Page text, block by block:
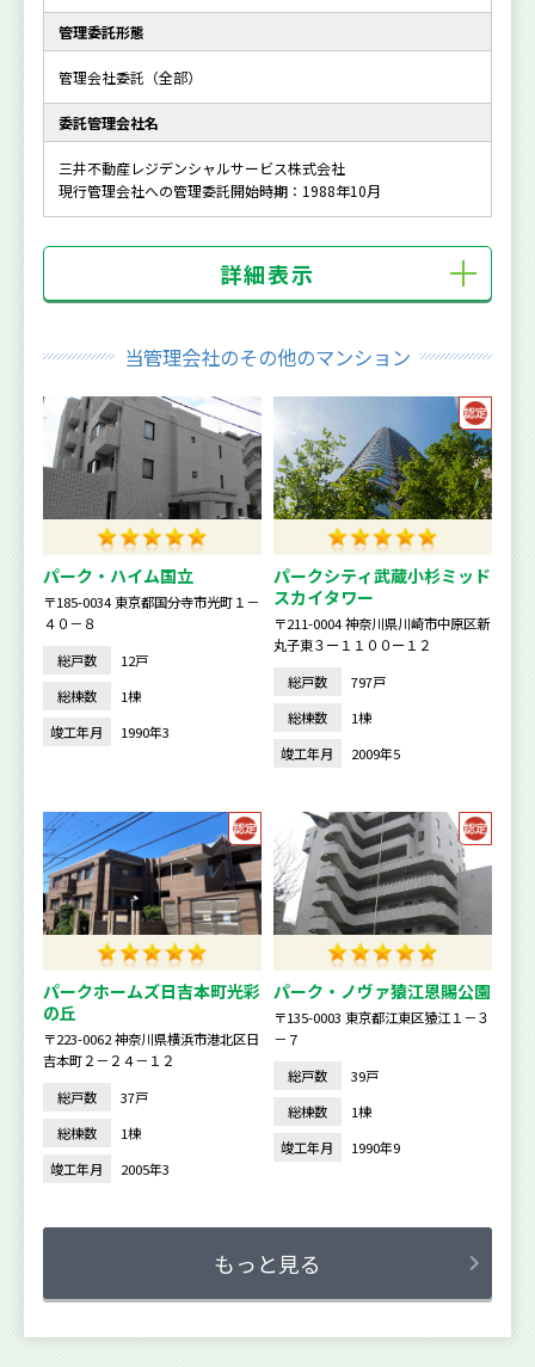
管理委託形態
管理会社委託（全部）
委託管理会社名
三井不動産レジデンシャルサービス株式会社
現行管理会社への管理委託開始時期：1988年10月
詳細表示
当管理会社のその他のマンション
パーク・ハイム国立
〒185-0034 東京都国分寺市光町１－
４０－８
総戸数
12戸
総棟数
1棟
竣工年月
1990年3
パークシティ武蔵小杉ミッド
スカイタワー
〒211-0004 神奈川県川崎市中原区新
丸子東３ー１１００ー１２
総戸数
797戸
総棟数
1棟
竣工年月
2009年5
パークホームズ日吉本町光彩
の丘
〒223-0062 神奈川県横浜市港北区日
吉本町２－２４－１２
総戸数
37戸
総棟数
1棟
竣工年月
2005年3
パーク・ノヴァ猿江恩賜公園
〒135-0003 東京都江東区猿江１－３
－７
総戸数
39戸
総棟数
1棟
竣工年月
1990年9
もっと見る